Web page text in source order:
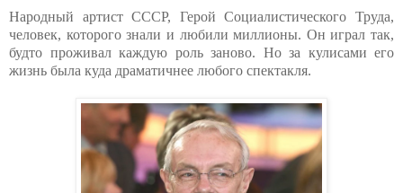
Народный артист СССР, Герой Социалистического Труда,
человек, которого знали и любили миллионы. Он играл так,
будто проживал каждую роль заново. Но за кулисами его
жизнь была куда драматичнее любого спектакля.